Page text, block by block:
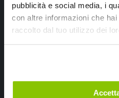
pubblicità e social media, i
con altre informazioni che
raccolto dal tuo utilizzo dei
SpeedUp.it